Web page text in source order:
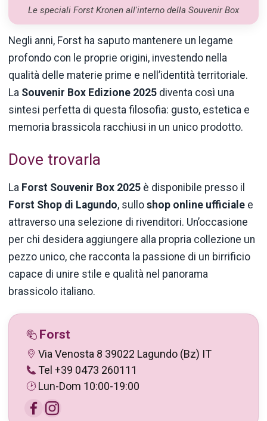
Le speciali Forst Kronen all'interno della Souvenir Box
Negli anni, Forst ha saputo mantenere un legame
profondo con le proprie origini, investendo nella
qualità delle materie prime e nell’identità territoriale.
La Souvenir Box Edizione 2025 diventa così una
sintesi perfetta di questa filosofia: gusto, estetica e
memoria brassicola racchiusi in un unico prodotto.
Dove trovarla
La Forst Souvenir Box 2025 è disponibile presso il
Forst Shop di Lagundo, sullo shop online ufficiale e
attraverso una selezione di rivenditori. Un’occasione
per chi desidera aggiungere alla propria collezione un
pezzo unico, che racconta la passione di un birrificio
capace di unire stile e qualità nel panorama
brassicolo italiano.
Forst
Via Venosta 8 39022 Lagundo (Bz) IT
Tel +39 0473 260111
Lun-Dom 10:00-19:00